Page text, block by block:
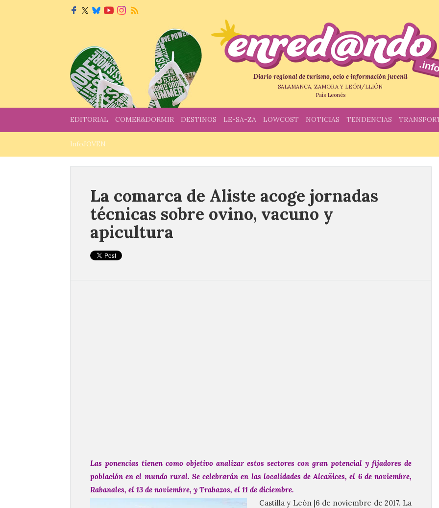
Diario regional de turismo, ocio e información juvenil
SALAMANCA, ZAMORA Y LEÓN/LLIÓN
País Leonés
EDITORIAL COMER&DORMIR DESTINOS LE-SA-ZA LOWCOST NOTICIAS TENDENCIAS
InfoJOVEN
La comarca de Aliste acoge jornadas
técnicas sobre ovino, vacuno y
apicultura
Las ponencias tienen como objetivo analizar estos sectores con gran potencial y fijadores de
población en el mundo rural. Se celebrarán en las localidades de Alcañices, el 6 de noviembre,
Rabanales, el 13 de noviembre, y Trabazos, el 11 de diciembre.
Castilla y León |6 de noviembre de 2017. La